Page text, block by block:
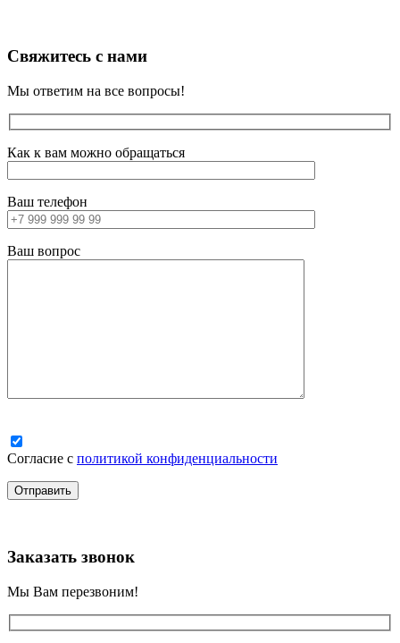
Свяжитесь с нами
Мы ответим на все вопросы!
Как к вам можно обращаться
Ваш телефон
Ваш вопрос
Согласие с политикой конфиденциальности
Заказать звонок
Мы Вам перезвоним!